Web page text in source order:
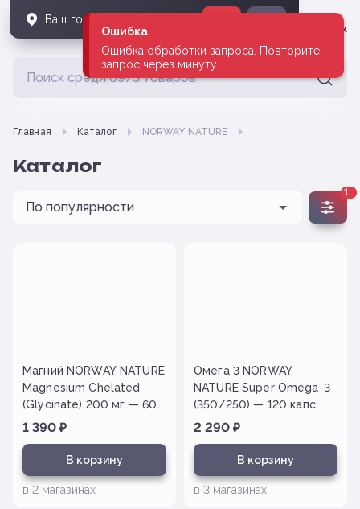
Владивосток
Главная Каталог NORWAY NATURE
Каталог
1
Магний NORWAY NATURE
Magnesium Chelated
(Glycinate) 200 мг — 60
таб.
1 390 ₽
В корзину
в 2 магазинах
Омега 3 NORWAY
NATURE Super Omega-3
(350/250) — 120 капс.
2 290 ₽
В корзину
в 3 магазинах
Ошибка
Ошибка обработки запроса. Повторите
запрос через минуту.
Ваш город